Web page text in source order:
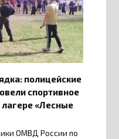
полицейские
спортивное
«Лесные
ОМВД России по